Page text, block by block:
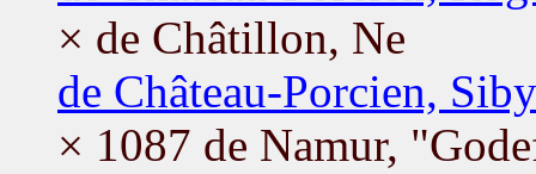
× de Châtillon, Ne
de Château-Porcien,
× 1087 de Namur,